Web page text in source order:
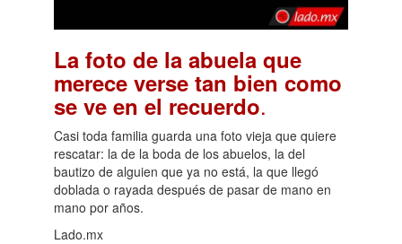
La foto de la abuela que
merece verse tan bien como
se ve en el recuerdo.
Casi toda familia guarda una foto vieja que quiere
rescatar: la de la boda de los abuelos, la del
bautizo de alguien que ya no está, la que llegó
doblada o rayada después de pasar de mano en
mano por años.
Lado.mx